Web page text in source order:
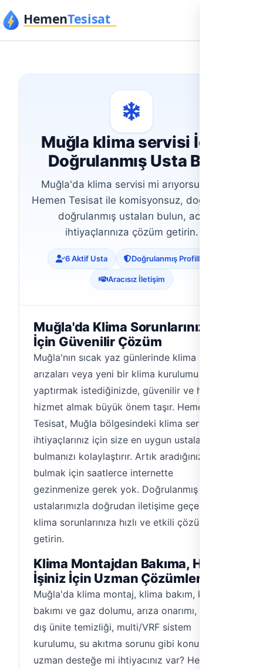
İçeriğe geç
Muğla klima servisi İçin
Doğrulanmış Usta Bul
Muğla'da klima servisi mi arıyorsunuz?
Hemen Tesisat ile komisyonsuz, doğrudan
doğrulanmış ustaları bulun, acil
ihtiyaçlarınıza çözüm getirin.
6 Aktif Usta Doğrulanmış Profiller
Aracısız İletişim
Muğla'da Klima Sorunlarınız
İçin Güvenilir Çözüm
Muğla'nın sıcak yaz günlerinde klima
arızaları veya yeni bir klima kurulumu
yaptırmak istediğinizde, güvenilir ve hızlı bir
hizmet almak büyük önem taşır. Hemen
Tesisat, Muğla bölgesindeki klima servis
ihtiyaçlarınız için size en uygun ustaları
bulmanızı kolaylaştırır. Artık aradığınızı
bulmak için saatlerce internette
gezinmenize gerek yok. Doğrulanmış
ustalarımızla doğrudan iletişime geçerek,
klima sorunlarınıza hızlı ve etkili çözümler
getirin.
Klima Montajdan Bakıma, Her
İşiniz İçin Uzman Çözümler
Muğla'da klima montaj, klima bakım, klima
bakımı ve gaz dolumu, arıza onarımı, iç ve
dış ünite temizliği, multi/VRF sistem
kurulumu, su akıtma sorunu gibi konularda
uzman desteğe mi ihtiyacınız var? Hemen